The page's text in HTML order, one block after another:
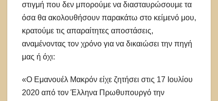
στιγμή που δεν μπορούμε να διασταυρώσουμε τα
όσα θα ακολουθήσουν παρακάτω στο κείμενό μου,
κρατούμε τις απαραίτητες αποστάσεις,
αναμένοντας τον χρόνο για να δικαιώσει την πηγή
μας ή όχι:
«Ο Εμανουέλ Μακρόν είχε ζητήσει στις 17 Ιουλίου
2020 από τον Έλληνα Πρωθυπουργό την